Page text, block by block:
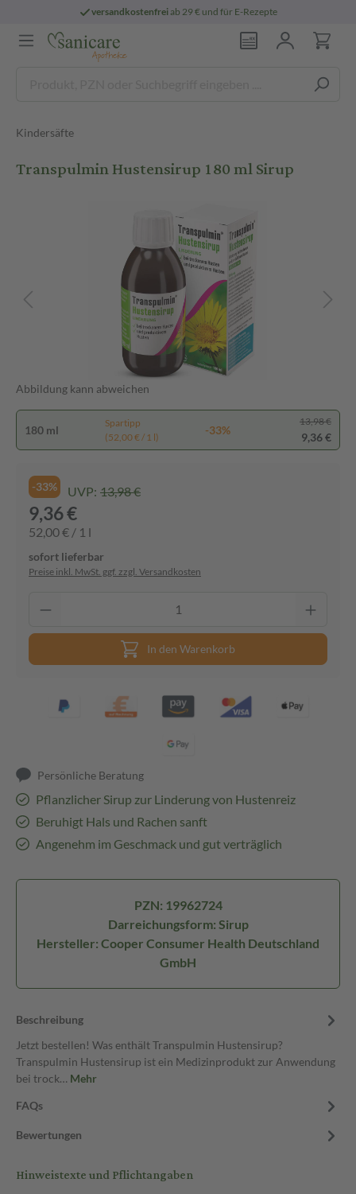
versandkostenfreiab 29 € und für E-Rezepte
Kindersäfte
Transpulmin Hustensirup 180 ml Sirup
Abbildung kann abweichen
180 ml
Spartipp
(52,00 € / 1 l)
-33%
13,98 €
9,36 €
-33% UVP: 13,98 €
9,36 €
52,00 € / 1 l
sofort lieferbar
Preise inkl. MwSt. ggf. zzgl. Versandkosten
In den Warenkorb
Persönliche Beratung
Pflanzlicher Sirup zur Linderung von Hustenreiz
Beruhigt Hals und Rachen sanft
Angenehm im Geschmack und gut verträglich
PZN: 19962724
Darreichungsform: Sirup
Hersteller: Cooper Consumer Health Deutschland
GmbH
Beschreibung
Jetzt bestellen! Was enthält Transpulmin Hustensirup?
Transpulmin Hustensirup ist ein Medizinprodukt zur Anwendung
bei trock… Mehr
FAQs
Bewertungen
Hinweistexte und Pflichtangaben